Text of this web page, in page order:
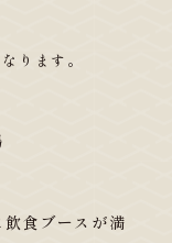
ります。
食ブースが満